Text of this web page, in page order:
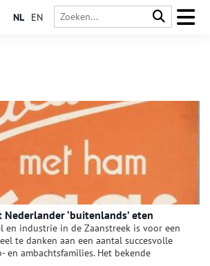
NL EN
‘buitenlands’ eten
en industrie in de Zaanstreek is voor een
te danken aan een aantal succesvolle
en ambachtsfamilies. Het bekende